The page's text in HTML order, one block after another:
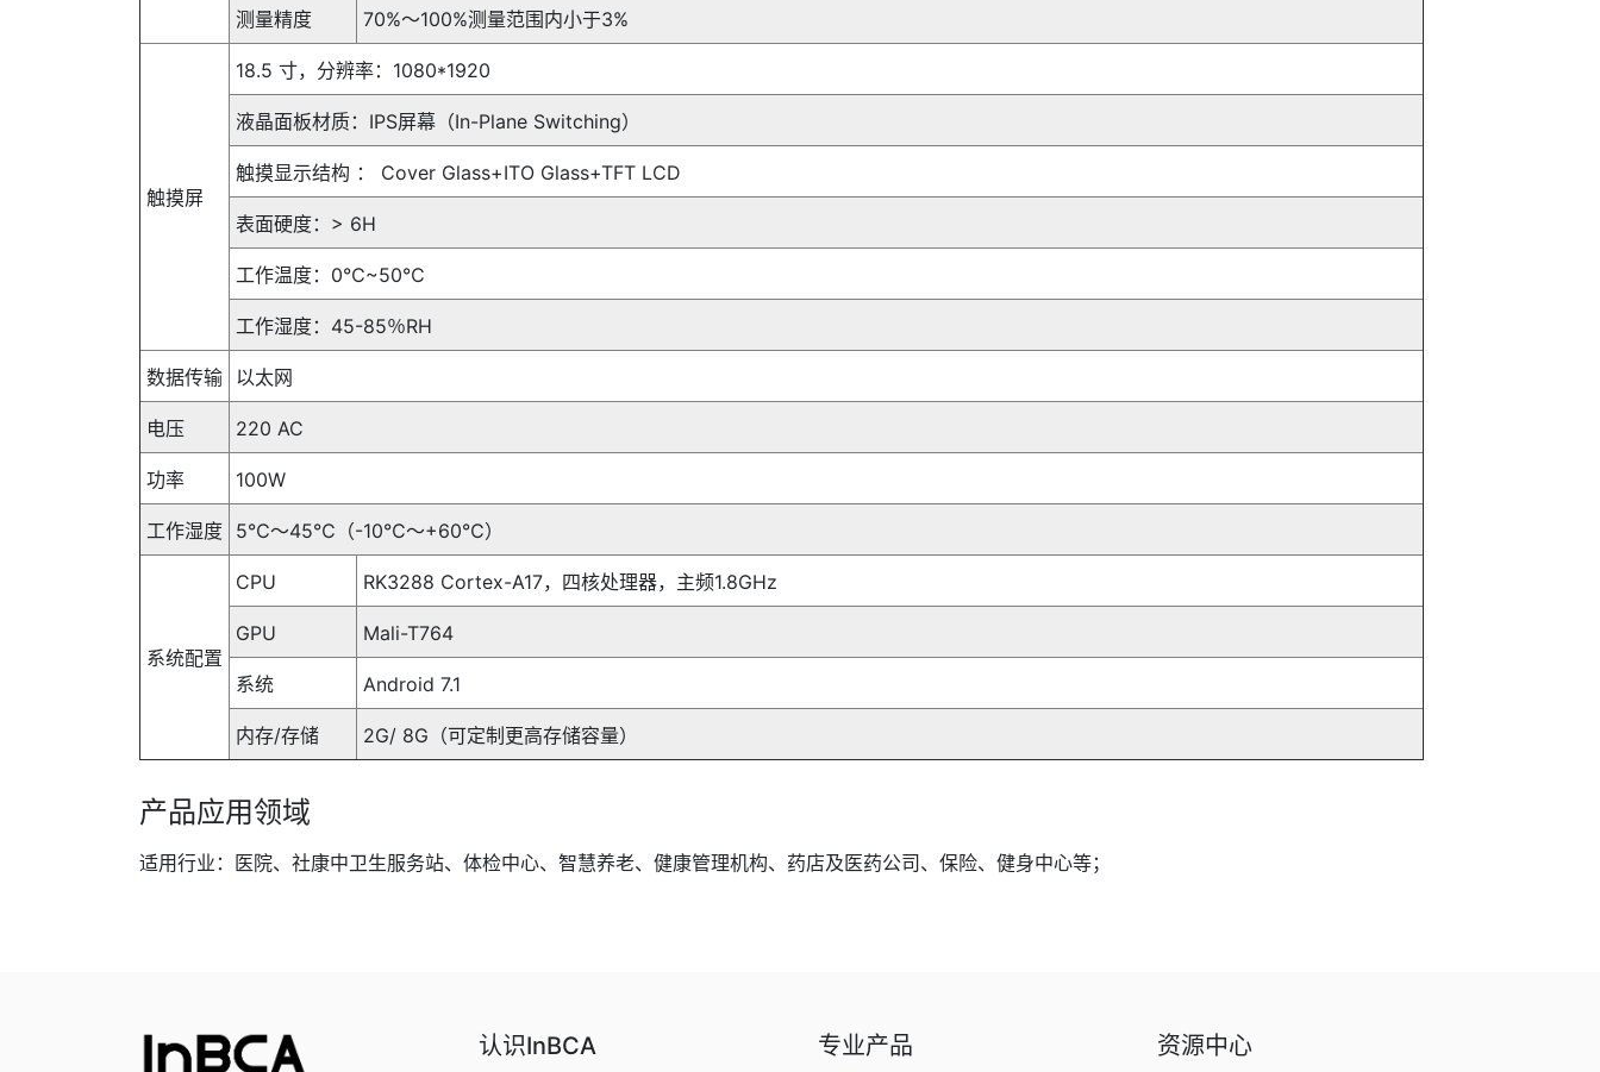
测量精度 70%～100%测量范围内小于3%
触摸屏
18.5 寸，分辨率：1080*1920
液晶面板材质：IPS屏幕（In-Plane Switching）
触摸显示结构 ： Cover Glass+ITO Glass+TFT LCD
表面硬度：> 6H
工作温度：0℃~50℃
工作湿度：45-85％RH
数据传输 以太网
电压 220 AC
功率 100W
工作湿度 5℃～45℃（-10℃～+60℃）
系统配置
CPU RK3288 Cortex-A17，四核处理器，主频1.8GHz
GPU Mali-T764
系统 Android 7.1
内存/存储 2G/ 8G（可定制更高存储容量）
产品应用领域
适用行业：医院、社康中卫生服务站、体检中心、智慧养老、健康管理机构、药店及医药公司、保险、健身中心等；
认识InBCA 专业产品 资源中心